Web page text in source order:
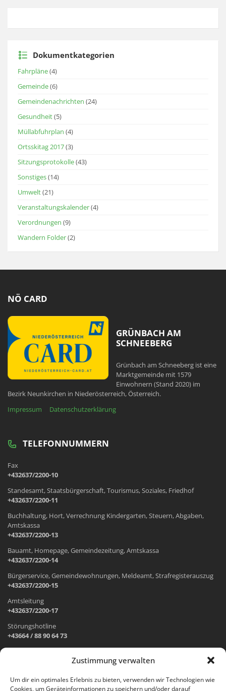
Zustimmung verwalten
Um dir ein optimales Erlebnis zu bieten, verwenden wir Technologien wie
Cookies, um Geräteinformationen zu speichern und/oder darauf
Dokumentkategorien
Fahrpläne(4)
Gemeinde(6)
Gemeindenachrichten (24)
Gesundheit(5)
Müllabfuhrplan (4)
Ortsskitag 2017(3)
Sitzungsprotokolle(43)
Sonstiges(14)
Umwelt(21)
Veranstaltungskalender(4)
Verordnungen (9)
Wandern Folder(2)
NÖ CARD
GRÜNBACH AM
SCHNEEBERG
Grünbach am Schneeberg ist eine
Marktgemeinde mit 1579
Einwohnern (Stand 2020) im
Bezirk Neunkirchen in Niederösterreich, Österreich.
Impressum
Datenschutzerklärung
TELEFONNUMMERN
Fax
+432637/2200-10
Standesamt, Staatsbürgerschaft, Tourismus, Soziales, Friedhof
+432637/2200-11
Buchhaltung, Hort, Verrechnung Kindergarten, Steuern, Abgaben,
Amtskassa
+432637/2200-13
Bauamt, Homepage, Gemeindezeitung, Amtskassa
+432637/2200-14
Bürgerservice, Gemeindewohnungen, Meldeamt, Strafregisterauszug
+432637/2200-15
Amtsleitung
+432637/2200-17
Störungshotline
+43664 / 88 90 64 73